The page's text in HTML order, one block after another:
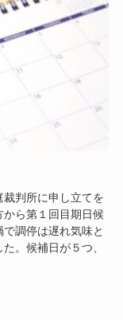
判所に申し立てを
から第１回目期日候
調停は遅れ気味と
。候補日が５つ、